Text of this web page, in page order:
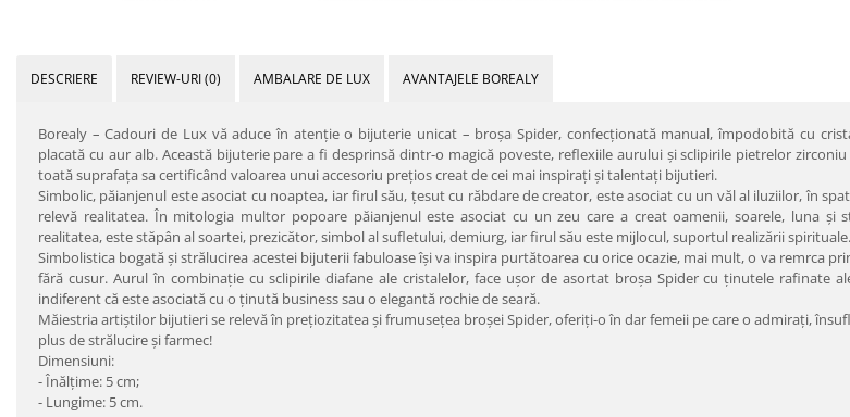
DESCRIERE REVIEW-URI(0) AMBALARE DE LUX AVANTAJELE BOREALY
Borealy – Cadouri de Lux vă aduce în atenţie o bijuterie unicat – broşa Spider, confecţionată manual, împodobită cu
placată cu aur alb. Această bijuterie pare a fi desprinsă dintr-o magică poveste, reflexiile aurului şi sclipirile pietrelor
toată suprafaţa sa certificând valoarea unui accesoriu preţios creat de cei mai inspiraţi şi talentaţi bijutieri.
Simbolic, păianjenul este asociat cu noaptea, iar firul său, ţesut cu răbdare de creator, este asociat cu un văl al iluziilor, în
relevă realitatea. În mitologia multor popoare păianjenul este asociat cu un zeu care a creat oamenii, soarele, luna şi
realitatea, este stăpân al soartei, prezicător, simbol al sufletului, demiurg, iar firul său este mijlocul, suportul realizării spirituale.
Simbolistica bogată şi strălucirea acestei bijuterii fabuloase îşi va inspira purtătoarea cu orice ocazie, mai mult, o va remrca
fără cusur. Aurul în combinaţie cu sclipirile diafane ale cristalelor, face uşor de asortat broşa Spider cu ţinutele rafinate
indiferent că este asociată cu o ţinută business sau o elegantă rochie de seară.
Măiestria artiştilor bijutieri se relevă în preţiozitatea şi frumuseţea broşei Spider, oferiţi-o în dar femeii pe care o admiraţi,
plus de strălucire şi farmec!
Dimensiuni:
- Înălţime: 5 cm;
- Lungime: 5 cm.